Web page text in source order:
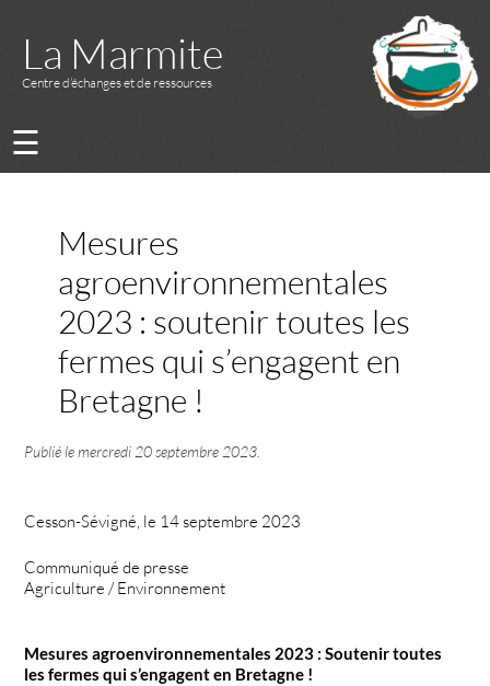
La Marmite
Centre d’échanges et de ressources
☰
Mesures
agroenvironnementales
2023 : soutenir toutes les
fermes qui s’engagent en
Bretagne !
Publié lemercredi 20 septembre 2023
Cesson-Sévigné, le 14 septembre 2023
Communiqué de presse
Agriculture / Environnement
Mesures agroenvironnementales 2023 : Soutenir toutes
les fermes qui s’engagent en Bretagne !